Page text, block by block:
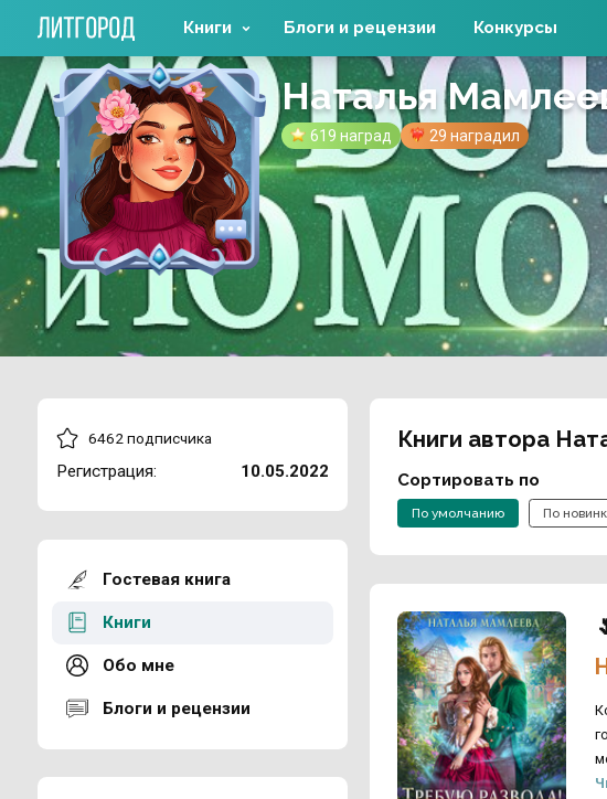
Наталья
619 наград 29 наградил
6462 подписчика
10.05.2022
Регистрация:
Гостевая книга
Книги
Обо мне
Блоги и рецензии
Книги автора
Сортировать по
По умолчанию По
Книги Блоги и рецензии Конкурсы